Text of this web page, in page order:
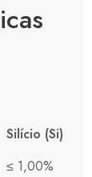
Silício (Si)
≤ 1,00%